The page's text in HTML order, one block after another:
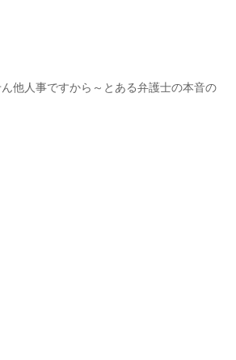
他人事ですから～とある弁護士の本音の